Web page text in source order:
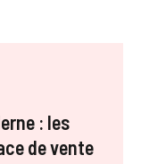
: les
de vente